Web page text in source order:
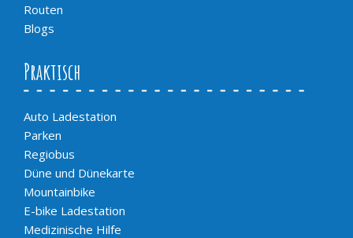
Routen
Blogs
Praktisch
Auto Ladestation
Parken
Regiobus
Düne und Dünekarte
Mountainbike
E-bike Ladestation
Medizinische Hilfe